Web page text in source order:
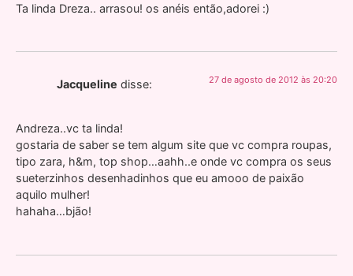
Ta linda Dreza.. arrasou! os anéis então,adorei :)
Jacqueline disse: 27 de agosto de 2012 às 20:20
Andreza..vc ta linda!
gostaria de saber se tem algum site que vc compra roupas,
tipo zara, h&m, top shop…aahh..e onde vc compra os seus
sueterzinhos desenhadinhos que eu amooo de paixão
aquilo mulher!
hahaha…bjão!